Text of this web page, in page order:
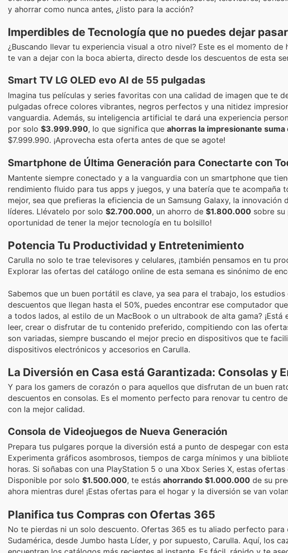
y ahorrar como nunca antes, ¿listo para la acción?
Imperdibles de Tecnología que no puedes dejar pasar
¿Buscando llevar tu experiencia visual a otro nivel? Este es el momento
te van a dejar con la boca abierta, directo desde los descuentos de esta
Smart TV LG OLED evo AI de 55 pulgadas
Imagina tus películas y series favoritas con una calidad de imagen que te
pulgadas ofrece colores vibrantes, negros perfectos y una nitidez
vanguardia. Además, su inteligencia artificial te dará una experiencia
por solo $3.999.990, lo que significa que ahorras la impresionante
$7.999.990. ¡Aprovecha esta oferta antes de que se agote!
Smartphone de Última Generación para Conectarte con
Mantente siempre conectado y a la vanguardia con un smartphone que
rendimiento fluido para tus apps y juegos, y una batería que te acompaña
mejor, sea que prefieras la eficiencia de un Samsung Galaxy, la
líderes. Llévatelo por solo $2.700.000, un ahorro de $1.800.000 sobre su
oportunidad de tener la mejor tecnología en tu bolsillo!
Potencia Tu Productividad y Entretenimiento
Carulla no solo te trae televisores y celulares, ¡también pensamos en tu
Explorar las ofertas del catálogo online de esta semana es sinónimo de
Sabemos que un buen portátil es clave, ya sea para el trabajo, los
descuentos que llegan hasta el 50%, puedes encontrar ese computador
a todos lados, al estilo de un MacBook o un ultrabook de alta gama?
leer, crear o disfrutar de tu contenido preferido, compitiendo con las
son variadas, siempre buscando el mejor precio en dispositivos que te
dispositivos electrónicos y accesorios en Carulla.
La Diversión en Casa está Garantizada: Consolas y
Y para los gamers de corazón o para aquellos que disfrutan de un buen
descuentos en consolas. Es el momento perfecto para renovar tu centro
con la mejor calidad.
Consola de Videojuegos de Nueva Generación
Prepara tus pulgares porque la diversión está a punto de despegar con
Experimenta gráficos asombrosos, tiempos de carga mínimos y una
horas. Si soñabas con una PlayStation 5 o una Xbox Series X, estas
Disponible por solo $1.500.000, te estás ahorrando $1.000.000 de su
ahora mientras dure! ¡Estas ofertas para el hogar y la diversión se van
Planifica tus Compras con Ofertas 365
No te pierdas ni un solo descuento. Ofertas 365 es tu aliado perfecto
Sudamérica, desde Jumbo hasta Líder, y por supuesto, Carulla. Aquí, los